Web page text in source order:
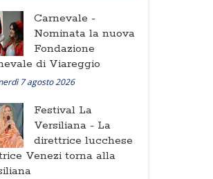
Carnevale -
Nominata la nuova
Fondazione
di Viareggio
7 agosto 2026
Festival La
Versiliana - La
direttrice lucchese
Venezi torna alla